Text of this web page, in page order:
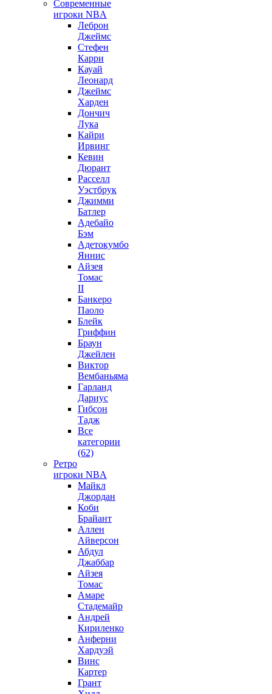
Современные
игроки NBA
Леброн
Джеймс
Стефен
Карри
Кауай
Леонард
Джеймс
Харден
Дончич
Лука
Кайри
Ирвинг
Кевин
Дюрант
Расселл
Уэстбрук
Джимми
Батлер
Адебайо
Бэм
Адетокумбо
Яннис
Айзея
Томас
II
Банкеро
Паоло
Блейк
Гриффин
Браун
Джейлен
Виктор
Вембаньяма
Гарланд
Дариус
Гибсон
Тадж
Все
категории
(62)
Ретро
игроки NBA
Майкл
Джордан
Коби
Брайант
Аллен
Айверсон
Абдул
Джаббар
Айзея
Томас
Амаре
Стадемайр
Андрей
Кириленко
Анферни
Xардуэй
Винс
Картер
Грант